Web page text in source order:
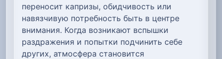
переносит капризы, обидчивость или
навязчивую потребность быть в центре
внимания. Когда возникают вспышки
раздражения и попытки подчинить себе
других, атмосфера становится